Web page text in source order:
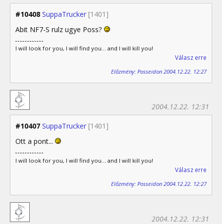
#10408 SuppaTrucker [1401]
Abit NF7-S rulz ugye Poss?
I will look for you, I will find you... and I will kill you!
Válasz erre
Előzmény: Posseidon 2004.12.22. 12:27
#10407 SuppaTrucker [1401]
2004.12.22. 12:31
Ott a pont...
I will look for you, I will find you... and I will kill you!
Válasz erre
Előzmény: Posseidon 2004.12.22. 12:27
2004.12.22. 12:31